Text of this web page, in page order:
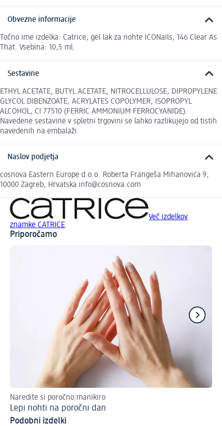
Obvezne informacije
Točno ime izdelka: Catrice, gel lak za nohte ICONails, 146 Clear As
That. Vsebina: 10,5 ml.
Sestavine
ETHYL ACETATE, BUTYL ACETATE, NITROCELLULOSE, DIPROPYLENE
GLYCOL DIBENZOATE, ACRYLATES COPOLYMER, ISOPROPYL
ALCOHOL, CI 77510 (FERRIC AMMONIUM FERROCYANIDE).
Navedene sestavine v spletni trgovini se lahko razlikujejo od tistih
navedenih na embalaži.
Naslov podjetja
cosnova Eastern Europe d.o.o. Roberta Frangeša Mihanovića 9,
10000 Zagreb, Hrvatska info@cosnova.com
Več izdelkov
znamke CATRICE
Priporočamo
Naredite si poročno manikiro
Lepi nohti na poročni dan
Podobni izdelki